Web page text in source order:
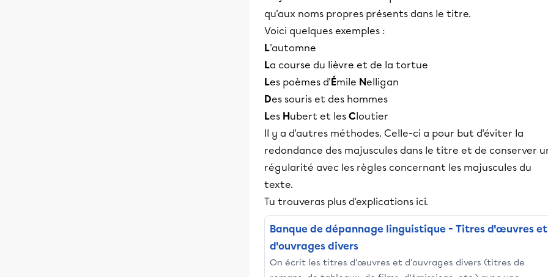
qu'aux noms propres présents dans le titre.
Voici quelques exemples :
L'automne
La course du lièvre et de la tortue
Les poèmes d'Émile Nelligan
Des souris et des hommes
Les Hubert et les Cloutier
Il y a d'autres méthodes. Celle-ci a pour but d'éviter la
redondance des majuscules dans le titre et de conserver
régularité avec les règles concernant les majuscules du
texte.
Tu trouveras plus d'explications ici.
Banque de dépannage linguistique - Titres d'œuvres et
d'ouvrages divers
On écrit les titres d’œuvres et d’ouvrages divers (titres de